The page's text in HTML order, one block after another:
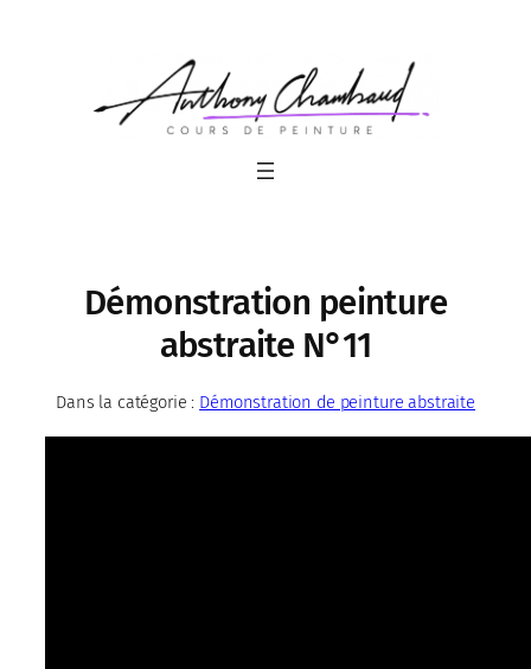
Démonstration peinture
abstraite N°11
Dans la catégorie : Démonstration de peinture abstraite